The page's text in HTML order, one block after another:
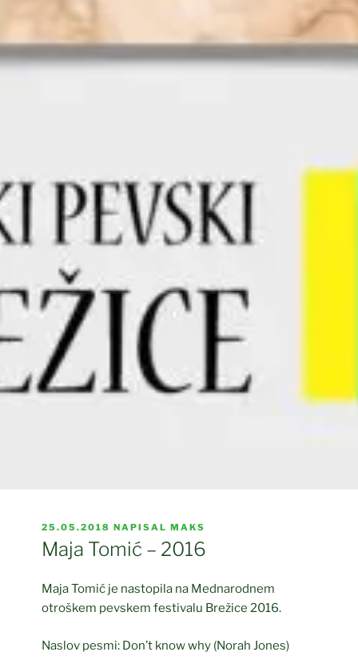
OBJAVLJENO
DNE
25.05.2018 NAPISALMAKS
Maja Tomić – 2016
Maja Tomić je nastopila na Mednarodnem
otroškem pevskem festivalu Brežice 2016.
Naslov pesmi: Don’t know why (Norah Jones)